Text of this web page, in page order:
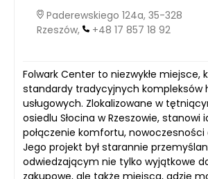
Paderewskiego 124a, 35-328
Rzeszów,
+48 17 857 18 92
Folwark Center to niezwykłe miejsce,
standardy tradycyjnych kompleksów
usługowych. Zlokalizowane w
osiedlu Słocina w Rzeszowie, stanowi
połączenie komfortu, nowoczesności
Jego projekt był starannie
odwiedzającym nie tylko wyjątkowe